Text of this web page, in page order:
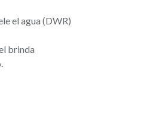
el agua (DWR)
brinda